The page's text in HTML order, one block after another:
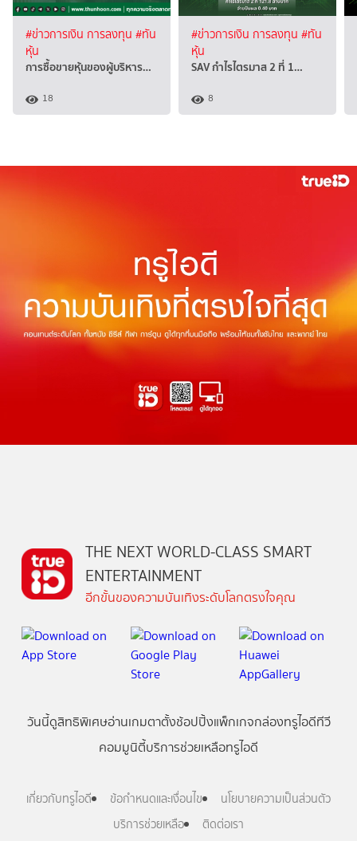
#ข่าวการเงิน การลงทุน #ทัน
หุ้น
การซื้อขายหุ้นของผู้บริหาร…
18
#ข่าวการเงิน การลงทุน #ทัน
หุ้น
SAV กำไรไตรมาส 2 ที่ 1…
8
THE NEXT WORLD-CLASS SMART
ENTERTAINMENT
อีกขั้นของความบันเทิงระดับโลกตรงใจคุณ
วันนี้ดูสิทธิพิเศษอ่านเกมตาตั้งช้อปปิ้งแพ็กเกจกล่องทรูไอดีทีวี
คอมมูนิตี้บริการช่วยเหลือทรูไอดี
เกี่ยวกับทรูไอดี ข้อกำหนดและเงื่อนไข
นโยบายความเป็นส่วนตัว
บริการช่วยเหลือ
ติดต่อเรา